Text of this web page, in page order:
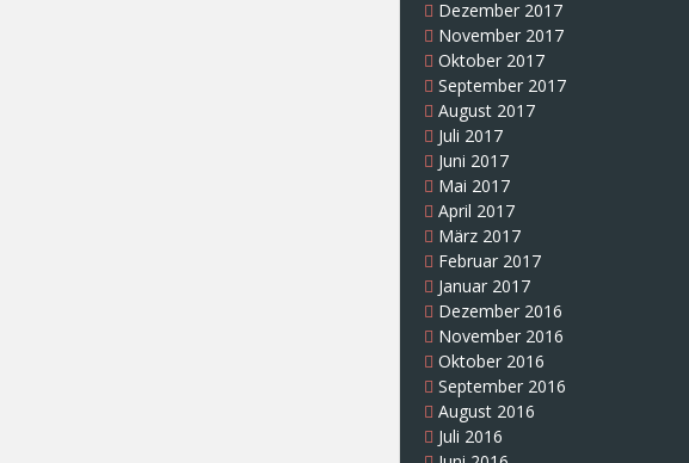
Dezember 2017
November 2017
Oktober 2017
September 2017
August 2017
Juli 2017
Juni 2017
Mai 2017
April 2017
März 2017
Februar 2017
Januar 2017
Dezember 2016
November 2016
Oktober 2016
September 2016
August 2016
Juli 2016